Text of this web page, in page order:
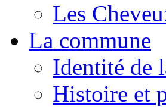
Les
La commune
Identité de
Histoire et